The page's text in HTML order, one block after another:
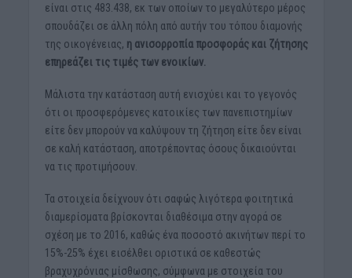
είναι στις 483.438, εκ των οποίων το μεγαλύτερο μέρος
σπουδάζει σε άλλη πόλη από αυτήν του τόπου διαμονής
της οικογένειας, η ανισορροπία προσφοράς και ζήτησης
επηρεάζει τις τιμές των ενοικίων.
Μάλιστα την κατάσταση αυτή ενισχύει και το γεγονός
ότι οι προσφερόμενες κατοικίες των πανεπιστημίων
είτε δεν μπορούν να καλύψουν τη ζήτηση είτε δεν είναι
σε καλή κατάσταση, αποτρέποντας όσους δικαιούνται
να τις προτιμήσουν.
Τα στοιχεία δείχνουν ότι σαφώς λιγότερα φοιτητικά
διαμερίσματα βρίσκονται διαθέσιμα στην αγορά σε
σχέση με το 2016, καθώς ένα ποσοστό ακινήτων περί το
15%-25% έχει εισέλθει οριστικά σε καθεστώς
βραχυχρόνιας μίσθωσης, σύμφωνα με στοιχεία του